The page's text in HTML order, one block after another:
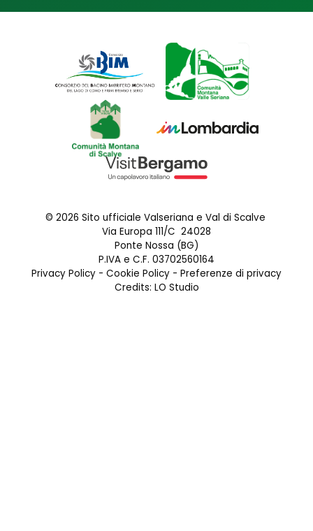
© 2026 Sito ufficiale Valseriana e Val di Scalve
Via Europa 111/C 24028
Ponte Nossa (BG)
P.IVA e C.F. 03702560164
Privacy Policy - Cookie Policy - Preferenze di privacy
Credits: LO Studio